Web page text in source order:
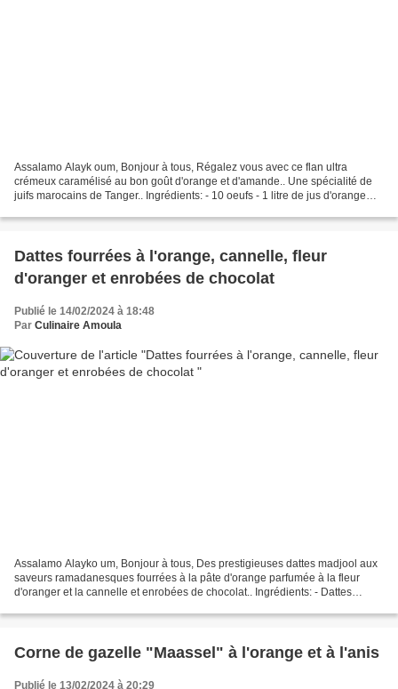
Assalamo Alayk oum, Bonjour à tous, Régalez vous avec ce flan ultra
crémeux caramélisé au bon goût d'orange et d'amande.. Une spécialité de
juifs marocains de Tanger.. Ingrédients: - 10 oeufs - 1 litre de jus d'orange
Dattes fourrées à l'orange, cannelle, fleur
d'oranger et enrobées de chocolat
Publié le 14/02/2024 à 18:48
Par Culinaire Amoula
Assalamo Alayko um, Bonjour à tous, Des prestigieuses dattes madjool aux
saveurs ramadanesques fourrées à la pâte d'orange parfumée à la fleur
d'oranger et la cannelle et enrobées de chocolat.. Ingrédients: - Dattes
Corne de gazelle "Maassel" à l'orange et à l'anis
Publié le 13/02/2024 à 20:29